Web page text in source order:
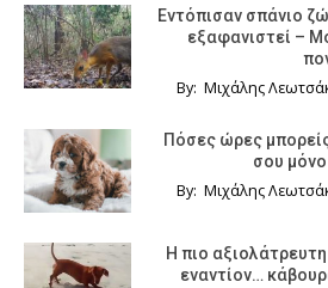
Εντόπισαν σπάνιο
εξαφανιστεί –
By: Μιχάλης
Πόσες ώρες
σου μόνο
By: Μιχάλης
Η πιο
εναντίον…